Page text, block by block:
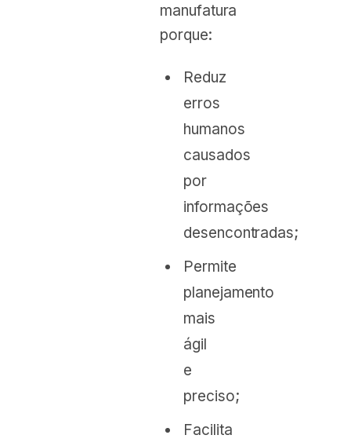
manufatura
porque:
Reduz
erros
humanos
causados
por
informações
desencontradas;
Permite
planejamento
mais
ágil
e
preciso;
Facilita